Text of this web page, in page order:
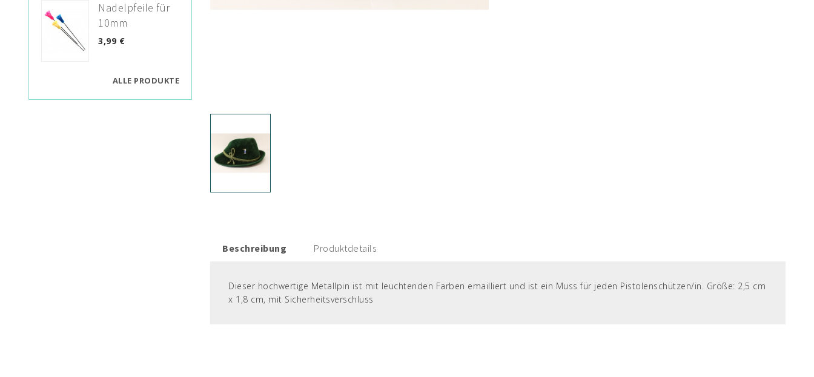
Nadelpfeile für
10mm
3,99 €
ALLE PRODUKTE
Beschreibung Produktdetails
Dieser hochwertige Metallpin ist mit leuchtenden Farben emailliert und ist ein Muss für jeden Pistolenschützen/in. Größe: 2,5 cm
x 1,8 cm, mit Sicherheitsverschluss